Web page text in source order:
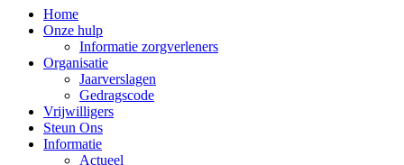
Home
Onze hulp
Informatie zorgverleners
Organisatie
Jaarverslagen
Gedragscode
Vrijwilligers
Steun Ons
Informatie
Actueel